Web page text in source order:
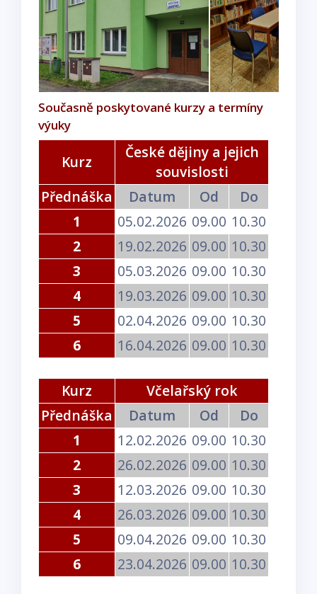
Současně poskytované kurzy a termíny
výuky
Kurz
České dějiny a jejich
souvislosti
Přednáška
Datum Od
Do
1
05.02.2026 09.00 10.30
2
19.02.2026 09.00 10.30
3
05.03.2026 09.00 10.30
4
19.03.2026 09.00 10.30
5
02.04.2026 09.00 10.30
6
16.04.2026 09.00 10.30
Kurz
Včelařský rok
Přednáška
Datum Od
Do
1
12.02.2026 09.00 10.30
2
26.02.2026 09.00 10.30
3
12.03.2026 09.00 10.30
4
26.03.2026 09.00 10.30
5
09.04.2026 09.00 10.30
6
23.04.2026 09.00 10.30